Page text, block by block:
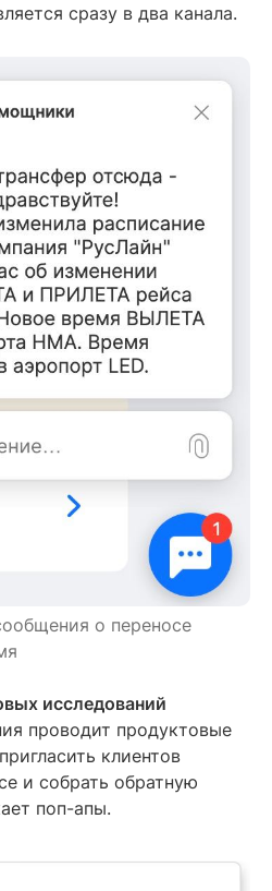
сразу в два канала.
о переносе
исследований
проводит продуктовые
клиентов
и собрать обратную
поп-апы.